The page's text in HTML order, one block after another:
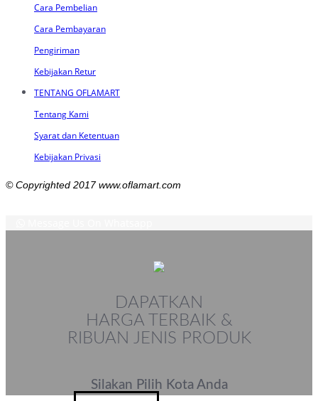
Cara Pembelian
Cara Pembayaran
Pengiriman
Kebijakan Retur
TENTANG OFLAMART
Tentang Kami
Syarat dan Ketentuan
Kebijakan Privasi
© Copyrighted 2017 www.oflamart.com
DAPATKAN
HARGA TERBAIK &
RIBUAN JENIS PRODUK
Silakan Pilih Kota Anda